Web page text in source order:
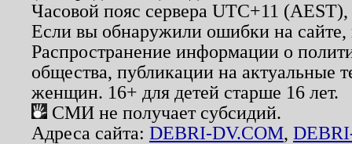
Часовой пояс сервера UTC+11
Если вы обнаружили ошибки на
Распространение информации о
общества, публикации на актуальные
женщин. 16+ для детей старше 16 лет.
СМИ не получает субсидий.
Адреса сайта: DEBRI-DV.COM,